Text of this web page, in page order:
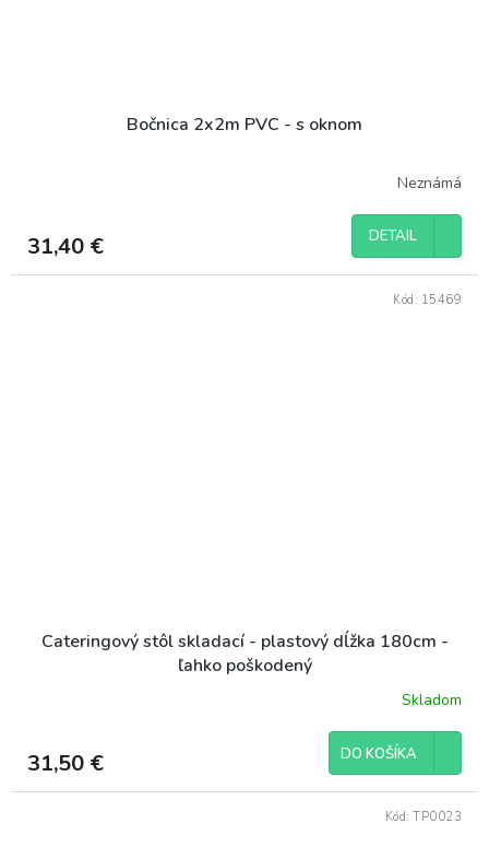
Bočnica 2x2m PVC - s oknom
Neznámá
31,40 € DETAIL
Cateringový stôl skladací - plastový dĺžka 180cm -
ľahko poškodený
Skladom
31,50 € DO KOŠÍKA
Kód: 15469
Kód: TP0023